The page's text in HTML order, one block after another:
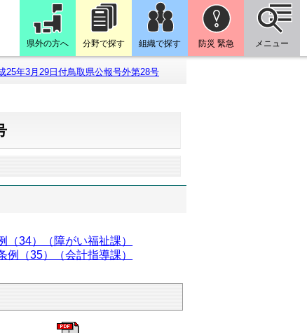
県外の方へ 分野で探す 組織で探す 防災 緊急 メニュー
25年3月29日付鳥取県公報号外第28号
34）（障がい福祉課）
（35）（会計指導課）